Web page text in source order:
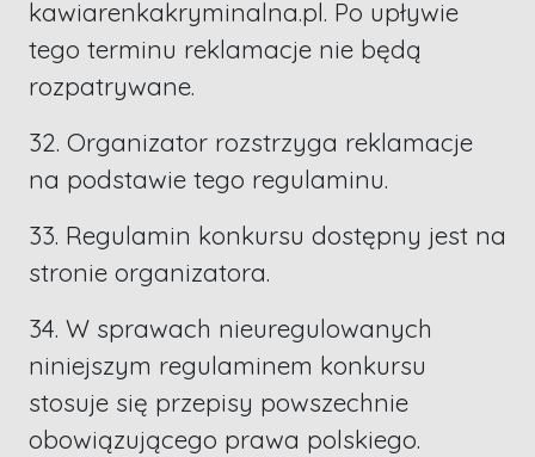
kawiarenkakryminalna.pl. Po upływie
tego terminu reklamacje nie będą
rozpatrywane.
32. Organizator rozstrzyga reklamacje
na podstawie tego regulaminu.
33. Regulamin konkursu dostępny jest na
stronie organizatora.
34. W sprawach nieuregulowanych
niniejszym regulaminem konkursu
stosuje się przepisy powszechnie
obowiązującego prawa polskiego.